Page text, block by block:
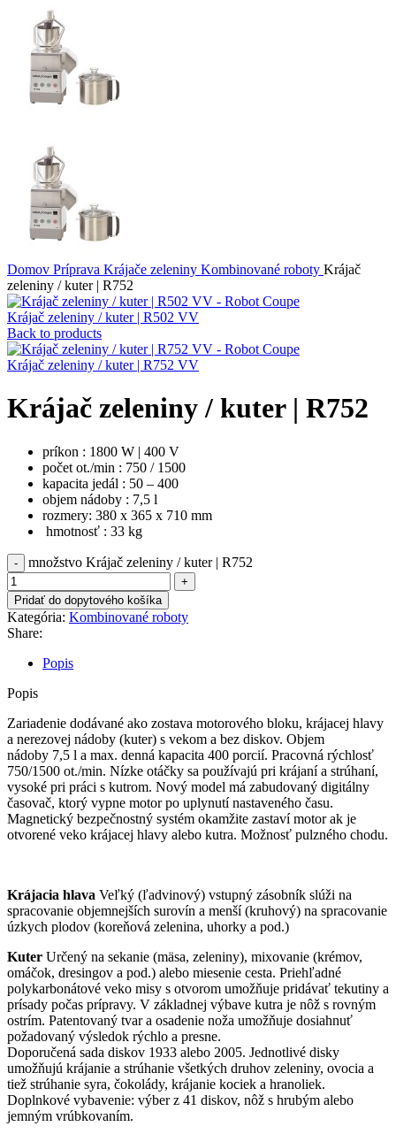
Domov Príprava Krájače zeleniny Kombinované roboty Krájač
zeleniny / kuter | R752
Krájač zeleniny / kuter | R502 VV
Back to products
Krájač zeleniny / kuter | R752 VV
Krájač zeleniny / kuter | R752
príkon : 1800 W | 400 V
počet ot./min : 750 / 1500
kapacita jedál : 50 – 400
objem nádoby : 7,5 l
rozmery: 380 x 365 x 710 mm
hmotnosť : 33 kg
množstvo Krájač zeleniny / kuter | R752
Pridať do dopytového košíka
Kategória: Kombinované roboty
Share:
Popis
Popis
Zariadenie dodávané ako zostava motorového bloku, krájacej hlavy
a nerezovej nádoby (kuter) s vekom a bez diskov. Objem
nádoby 7,5 l a max. denná kapacita 400 porcií. Pracovná rýchlosť
750/1500 ot./min. Nízke otáčky sa používajú pri krájaní a strúhaní,
vysoké pri práci s kutrom. Nový model má zabudovaný digitálny
časovač, ktorý vypne motor po uplynutí nastaveného času.
Magnetický bezpečnostný systém okamžite zastaví motor ak je
otvorené veko krájacej hlavy alebo kutra. Možnosť pulzného chodu.
Krájacia hlava Veľký (ľadvinový) vstupný zásobník slúži na
spracovanie objemnejších surovín a menší (kruhový) na spracovanie
úzkych plodov (koreňová zelenina, uhorky a pod.)
Kuter Určený na sekanie (mäsa, zeleniny), mixovanie (krémov,
omáčok, dresingov a pod.) alebo miesenie cesta. Priehľadné
polykarbonátové veko misy s otvorom umožňuje pridávať tekutiny a
prísady počas prípravy. V základnej výbave kutra je nôž s rovným
ostrím. Patentovaný tvar a osadenie noža umožňuje dosiahnuť
požadovaný výsledok rýchlo a presne.
Doporučená sada diskov 1933 alebo 2005. Jednotlivé disky
umožňujú krájanie a strúhanie všetkých druhov zeleniny, ovocia a
tiež strúhanie syra, čokolády, krájanie kociek a hranoliek.
Doplnkové vybavenie: výber z 41 diskov, nôž s hrubým alebo
jemným vrúbkovaním.